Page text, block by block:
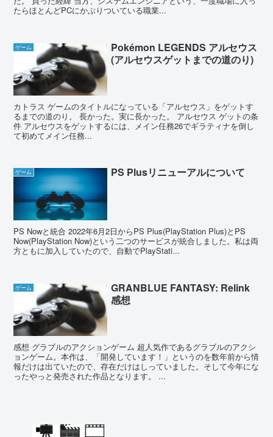
たらほとんどPCにかぶりついている職業...
ゲーム
Pokémon LEGENDS アルセウス
(アルセウスゲットまでの道のり)
カトラス ゲームのタイトルになっている「アルセウス」をゲットす
るまでの道のり。 長かった。実に長かった。 アルセウス ゲットの条
件 アルセウスをゲットするには、メイン任務26でギラティナを倒し
て初めてメイン任務...
ゲーム PS Plusリニューアルについて
PS Nowと統合 2022年6月2日からPS Plus(PlayStation Plus)とPS
Now(PlayStation Now)という二つのサービスが統合しました。私は両
方ともに加入していたので、自動でPlayStati...
ゲーム
GRANBLUE FANTASY: Relink
感想
感想 グラブルのアクションゲーム 超人気作であるグラブルのアクシ
ョンゲーム。本作は、「開発しています！」というのを数年前から情
報だけは出ていたので、存在だけはしっていました。そして今年にな
ったやっと発売された作品となります。 ...